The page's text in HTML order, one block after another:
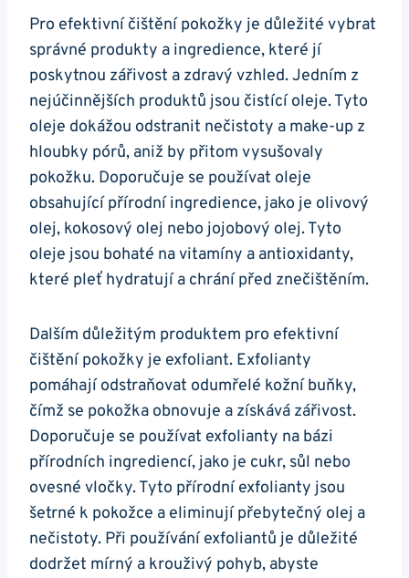
Pro​ efektivní čištění pokožky je důležité vybrat⁢
správné⁢ produkty a ingredience, které jí
poskytnou‌ zářivost a zdravý vzhled. Jedním z
⁤nejúčinnějších produktů jsou čistící oleje. Tyto⁢
oleje dokážou ‍odstranit nečistoty a make-up z
hloubky pórů, aniž by přitom vysušovaly
‍pokožku. Doporučuje se používat​ oleje
obsahující přírodní ingredience, ‌jako ⁤je ‌olivový‍
olej, kokosový olej nebo jojobový ‍olej. Tyto
‌oleje jsou bohaté na vitamíny a antioxidanty, ​
které pleť ⁤hydratují‍ a chrání ​před znečištěním.
Dalším ‌důležitým produktem pro‍ efektivní
čištění pokožky je ⁤exfoliant. Exfolianty⁤
pomáhají odstraňovat odumřelé kožní buňky,
čímž se pokožka obnovuje⁢ a získává zářivost.
Doporučuje ​se používat exfolianty na bázi
přírodních​ ingrediencí,‍ jako je cukr, sůl nebo
ovesné vločky. Tyto přírodní ‍exfolianty ‌jsou⁢
šetrné k ⁤pokožce ‌a ​eliminují přebytečný​ olej a
nečistoty.⁤ Při​ používání exfoliantů ‍je důležité
dodržet mírný a​ krouživý pohyb, abyste